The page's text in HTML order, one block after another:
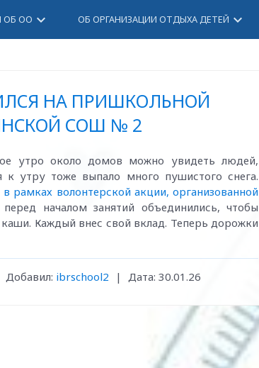
ОБ ОО keyboard_arrow_down ОБ ОРГАНИЗАЦИИ ОТДЫХА ДЕТЕЙ keyboard_arrow_down
НА ПРИШКОЛЬНОЙ
СОШ № 2
утро около домов можно увидеть людей,
утру тоже выпало много пушистого снега.
в рамках волонтерской акции, организованной
перед началом занятий объединились, чтобы
Каждый внес свой вклад. Теперь дорожки
Добавил: ibrschool2 | Дата: 30.01.26